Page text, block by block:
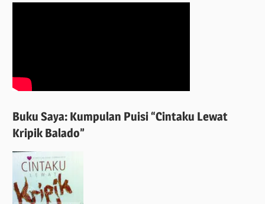
Buku Saya: Kumpulan Puisi “Cintaku Lewat
Kripik Balado”